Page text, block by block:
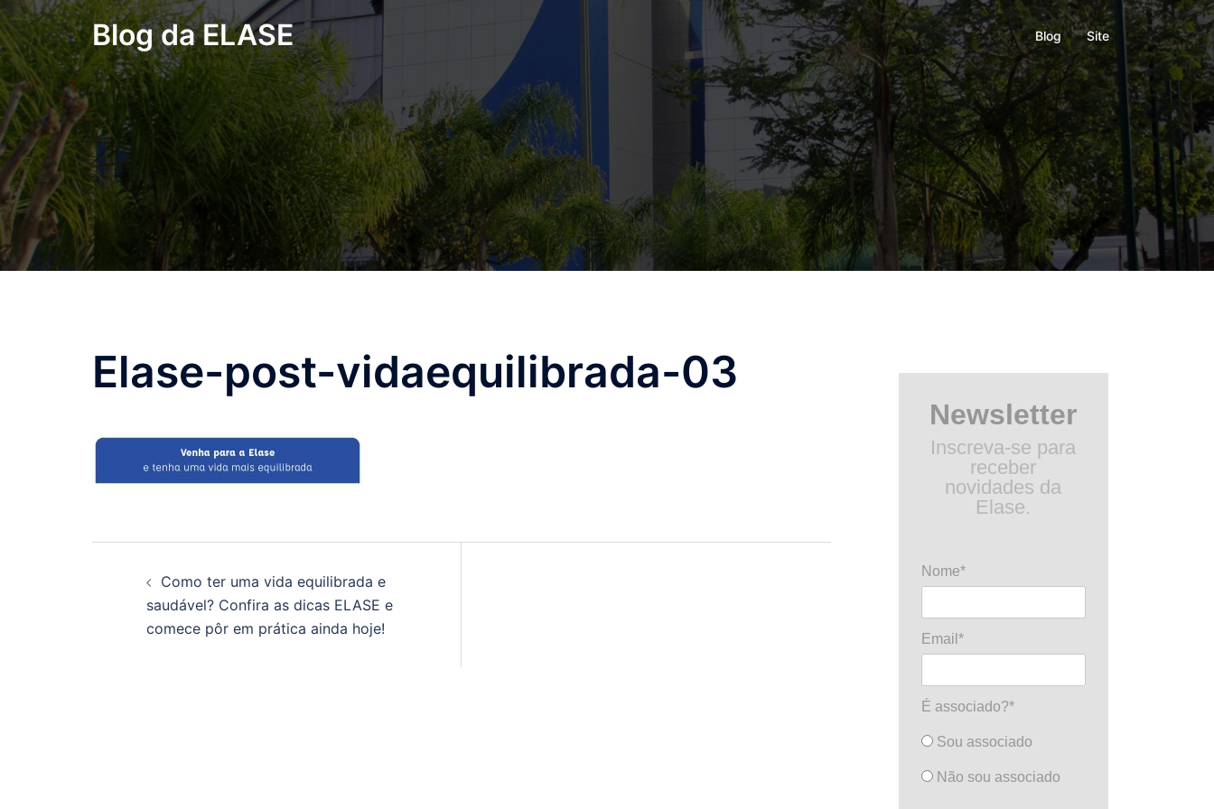
Pular
para
o
conteúdo
Blog da ELASE Blog Site
Elase-post-vidaequilibrada-03
Como ter uma vida equilibrada e
saudável? Confira as dicas ELASE e
comece pôr em prática ainda hoje!
Newsletter
Inscreva-se para
receber
novidades da
Elase.
Nome*
Email*
É associado?*
Sou associado
Não sou associado